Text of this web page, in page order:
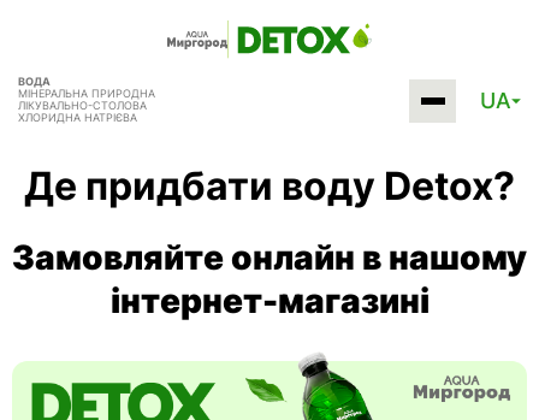
ВОДА
МІНЕРАЛЬНА ПРИРОДНА
ЛІКУВАЛЬНО-СТОЛОВА
ХЛОРИДНА НАТРІЄВА
UA
Де придбати воду Detox?
Замовляйте онлайн в нашому
інтернет-магазині